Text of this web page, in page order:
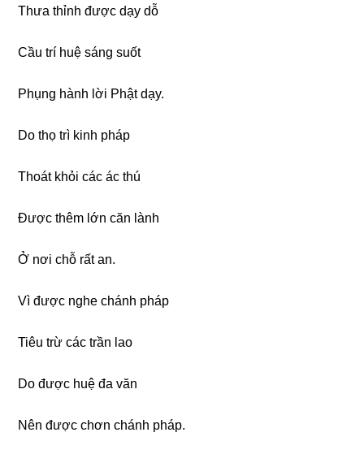
Thưa thỉnh được dạy dỗ
Cầu trí huệ sáng suốt
Phụng hành lời Phật dạy.
Do thọ trì kinh pháp
Thoát khỏi các ác thú
Được thêm lớn căn lành
Ở nơi chỗ rất an.
Vì được nghe chánh pháp
Tiêu trừ các trần lao
Do được huệ đa văn
Nên được chơn chánh pháp.